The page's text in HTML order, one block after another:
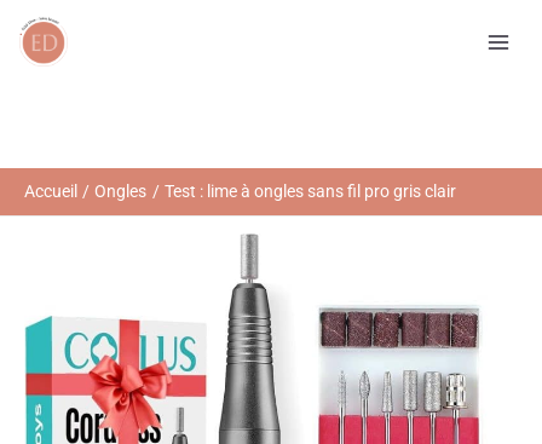
Accueil Ongles Test : lime à ongles sans fil pro gris clair
R
e
r
c